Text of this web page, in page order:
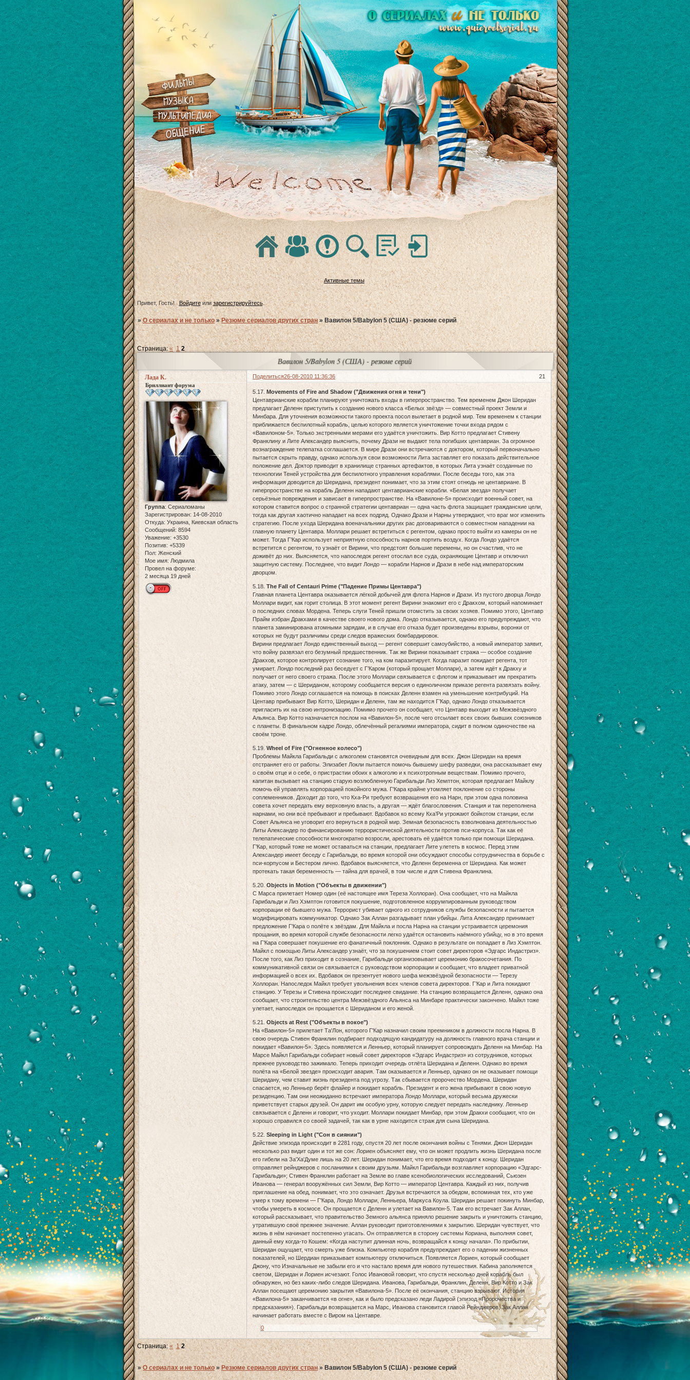
Активные темы
Привет, Гость! Войдитеилизарегистрируйтесь.
»О сериалах и не только »Резюме сериалов других стран »Вавилон 5/Babylon 5 (США) - резюме серий
Вавилон 5/Babylon 5 (США) - резюме серий
Страница:« 1 2
Поделиться 21
26-08-2010 11:36:36
Лада К.
Бриллиант форума
Группа: Сериаломаны
Зарегистрирован: 14-08-2010
Откуда: Украина, Киевская область
Сообщений: 8594
Уважение: +3530
Позитив: +5339
Пол: Женский
Мое имя: Людмила
Провел на форуме:
2 месяца 19 дней
5.17.
Movements of Fire and Shadow ("Движения огня и тени")
Центаврианские корабли планируют уничтожать входы в гиперпространство. Тем временем Джон Шеридан
предлагает Деленн приступить к созданию нового класса «Белых звёзд» — совместный проект Земли и
Минбара. Для уточнения возможности такого проекта посол вылетает в родной мир. Тем временем к станции
приближается беспилотный корабль, целью которого является уничтожение точки входа рядом с
«Вавилоном-5». Только экстренными мерами его удаётся уничтожить. Вир Котто предлагает Стивену
Франклину и Лите Александер выяснить, почему Дрази не выдают тела погибших центавриан. За огромное
вознаграждение телепатка соглашается. В мире Дрази они встречаются с доктором, который первоначально
пытается скрыть правду, однако используя свои возможности Лита заставляет его показать действительное
положение дел. Доктор приводит в хранилище странных артефактов, в которых Лита узнаёт созданные по
технологии Теней устройства для беспилотного управления кораблями. После беседы того, как эта
информация доводится до Шеридана, президент понимает, что за этим стоят отнюдь не центавриане. В
гиперпространстве на корабль Деленн нападают центаврианские корабли. «Белая звезда» получает
серьёзные повреждения и зависает в гиперпространстве. На «Вавилоне-5» происходит военный совет, на
котором ставится вопрос о странной стратегии центавриан — одна часть флота защищает гражданские цели,
тогда как другая хаотично нападает на всех подряд. Однако Дрази и Нарны утверждают, что враг мог изменить
стратегию. После ухода Шеридана военачальники других рас договариваются о совместном нападении на
главную планету Центавра. Моллари решает встретиться с регентом, однако просто выйти из камеры он не
может. Тогда Г’Кар использует неприятную способность нарнов портить воздух. Когда Лондо удаётся
встретится с регентом, то узнаёт от Вирини, что предстоят большие перемены, но он счастлив, что не
доживёт до них. Выясняется, что напоследок регент отослал все суда, охраняющие Центавр и отключил
защитную систему. Последнее, что видит Лондо — корабли Нарнов и Дрази в небе над императорским
дворцом.
5.18.The Fall of Centauri Prime ("Падение Примы Центавра")
Главная планета Центавра оказывается лёгкой добычей для флота Нарнов и Дрази. Из пустого дворца Лондо
Моллари видит, как горит столица. В этот момент регент Вирини знакомит его с Дракхом, который напоминает
о последних словах Мордена. Теперь слуги Теней пришли отомстить за своих хозяев. Помимо этого, Центавр
Прайм избран Дракхами в качестве своего нового дома. Лондо отказывается, однако его предупреждают, что
планета заминирована атомными зарядам, и в случае его отказа будет произведены взрывы, воронки от
которых не будут различимы среди следов вражеских бомбардировок.
Вирини предлагает Лондо единственный выход — регент совершит самоубийство, а новый император заявит,
что войну развязал его безумный предшественник. Так же Вирини показывает стража — особое создание
Дракхов, которое контролирует сознание того, на ком паразитирует. Когда паразит покидает регента, тот
умирает. Лондо последний раз беседует с Г’Каром (который прощает Моллари), а затем идёт к Дракху и
получает от него своего стража. После этого Моллари связывается с флотом и приказывает им прекратить
атаку, затем — с Шериданом, которому сообщается версия о единоличном приказе регента развязать войну.
Помимо этого Лондо соглашается на помощь в поисках Деленн взамен на уменьшение контрибуций. На
Центавр прибывают Вир Котто, Шеридан и Деленн, там же находится Г’Кар, однако Лондо отказывается
пригласить их на свою интронизацию. Помимо прочего он сообщает, что Центавр выходит из Межзвёздного
Альянса. Вир Котто назначается послом на «Вавилон-5», после чего отсылает всех своих бывших союзников
с планеты. В финальном кадре Лондо, облечённый регалиями императора, сидит в полном одиночестве на
своём троне.
5.19.Wheel of Fire ("Огненное колесо")
Проблемы Майкла Гарибальди с алкоголем становятся очевидным для всех. Джон Шеридан на время
отстраняет его от работы. Элизабет Локли пытается помочь бывшему шефу разведки, она рассказывает ему
о своём отце и о себе, о пристрастии обоих к алкоголю и к психотропным веществам. Помимо прочего,
капитан вызывает на станцию старую возлюбленную Гарибальди Лиз Хемптон, которая предлагает Майклу
помочь ей управлять корпорацией покойного мужа. Г'Кара крайне утомляет поклонение со стороны
соплеменников. Доходит до того, что Кха-Ри требуют возвращения его на Нарн, при этом одна половина
совета хочет передать ему верховную власть, а другая — ждёт благословения. Станция и так переполнена
нарнами, но они всё пребывают и пребывают. Вдобавок ко всему Кха’Ри угрожают бойкотом станции, если
Совет Альянса не уговорит его вернуться в родной мир. Земная безопасность взволнована деятельностью
Литы Александер по финансированию террористической деятельности против пси-корпуса. Так как её
телепатические способности многократно возросли, арестовать её удаётся только при помощи Шеридана.
Г’Кар, который тоже не может оставаться на станции, предлагает Лите улететь в космос. Перед этим
Александер имеет беседу с Гарибальди, во время которой они обсуждают способы сотрудничества в борьбе с
пси-корпусом и Бестером лично. Вдобавок выясняется, что Деленн беременна от Шеридана. Как может
протекать такая беременность — тайна для врачей, в том числе и для Стивена Франклина.
5.20.Objects in Motion ("Объекты в движении")
С Марса прилетает Номер один (её настоящее имя Тереза Холлоран). Она сообщает, что на Майкла
Гарибальди и Лиз Хэмптон готовится покушение, подготовленное коррумпированным руководством
корпорации её бывшего мужа. Террорист убивает одного из сотрудников службы безопасности и пытается
модифицировать коммуникатор. Однако Зак Аллан разгадывает план убийцы. Лита Александер принимает
предложение Г'Кара о полёте к звёздам. Для Майкла и посла Нарна на станции устраивается церемония
прощания, во время которой службе безопасности легко удаётся остановить наёмного убийцу, но в это время
на Г’Кара совершает покушение его фанатичный поклонник. Однако в результате он попадает в Лиз Хэмптон.
Майкл с помощью Литы Александер узнаёт, что за покушением стоит совет директоров «Эдгарс Индастриз».
После того, как Лиз приходит в сознание, Гарибальди организовывает церемонию бракосочетания. По
коммуникативной связи он связывается с руководством корпорации и сообщает, что владеет приватной
информацией о всех их. Вдобавок он презентует нового шефа межзвёздной безопасности — Терезу
Холлоран. Напоследок Майкл требует увольнения всех членов совета директоров. Г’Кар и Лита покидают
станцию. У Терезы и Стивена происходит последнее свидание. На станцию возвращается Деленн, однако она
сообщает, что строительство центра Межзвёздного Альянса на Минбаре практически закончено. Майкл тоже
улетает, напоследок он прощается с Шериданом и его женой.
5.21.Objects at Rest ("Объекты в покое")
На «Вавилон-5» прилетает Та'Лон, которого Г'Кар назначил своим преемником в должности посла Нарна. В
свою очередь Стивен Франклин подбирает подходящую кандидатуру на должность главного врача станции и
покидает «Вавилон-5». Здесь появляется и Ленньер, который планирует сопровождать Деленн на Минбар. На
Марсе Майкл Гарибальди собирает новый совет директоров «Эдгарс Индастриз» из сотрудников, которых
прежнее руководство зажимало. Теперь приходит очередь отлёта Шеридана и Деленн. Однако во время
полёта на «Белой звезде» происходит авария. Там оказывается и Ленньер, однако он не оказывает помощи
Шеридану, чем ставит жизнь президента под угрозу. Так сбывается пророчество Мордена. Шеридан
спасается, но Ленньер берёт флайер и покидает корабль. Президент и его жена прибывают в свою новую
резиденцию. Там они неожиданно встречают императора Лондо Моллари, который весьма дружески
приветствует старых друзей. Он дарит им особую урну, которую следует передать наследнику. Ленньер
связывается с Деленн и говорит, что уходит. Моллари покидает Минбар, при этом Дракхи сообщают, что он
хорошо справился со своей задачей, так как в урне находится страж для сына Шеридана.
5.22.Sleeping in Light ("Сон в сиянии")
Действие эпизода происходит в 2281 году, спустя 20 лет после окончания войны с Тенями. Джон Шеридан
несколько раз видит один и тот же сон: Лориен объясняет ему, что он может продлить жизнь Шеридана после
его гибели на За'Ха'Думе лишь на 20 лет. Шеридан понимает, что его время подходит к концу. Шеридан
отправляет рейнджеров с посланиями к своим друзьям. Майкл Гарибальди возглавляет корпорацию «Эдгарс-
Гарибальди»; Стивен Франклин работает на Земле во главе ксенобиологических исследований, Сьюзен
Иванова — генерал вооружённых сил Земли, Вир Котто — император Центавра. Каждый из них, получив
приглашение на обед, понимает, что это означает. Друзья встречаются за обедом, вспоминая тех, кто уже
умер к тому времени — Г'Кара, Лондо Моллари, Ленньера, Маркуса Коула. Шеридан решает покинуть Минбар,
чтобы умереть в космосе. Он прощается с Деленн и улетает на Вавилон-5. Там его встречает Зак Аллан,
который рассказывает, что правительство Земного альянса приняло решение закрыть и уничтожить станцию,
утратившую своё прежнее значение. Аллан руководит приготовлениями к закрытию. Шеридан чувствует, что
жизнь в нём начинает постепенно угасать. Он отправляется в сторону системы Кориана, выполняя совет,
данный ему когда-то Кошем: «Когда наступит длинная ночь, возвращайся к концу начала». По прибытии,
Шеридан ощущает, что смерть уже близка. Компьютер корабля предупреждает его о падении жизненных
показателей, но Шердиан приказывает компьютеру отключиться. Появляется Лориен, который сообщает
Джону, что Изначальные не забыли его и что настало время для нового путешествия. Кабина заполняется
светом, Шеридан и Лориен исчезают. Голос Ивановой говорит, что спустя несколько дней корабль был
обнаружен, но без каких-либо следов Шеридана. Иванова, Гарибальди, Франклин, Деленн, Вир Котто и Зак
Аллан посещают церемонию закрытия «Вавилона-5». После её окончания, станцию взрывают. История
«Вавилона-5» заканчивается «в огне», как и было предсказано леди Ладирой (эпизод «Пророчества и
предсказания»). Гарибальди возвращается на Марс, Иванова становится главой Рейнджеров, Зак Аллан
начинает работать вместе с Виром на Центавре.
0
Страница:« 1 2
»О сериалах и не только »Резюме сериалов других стран »Вавилон 5/Babylon 5 (США) - резюме серий